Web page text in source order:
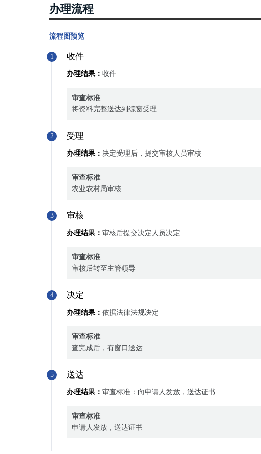
办理流程
流程图预览
1 收件
办理结果： 收件
审查标准
将资料完整送达到综窗受理
2 受理
办理结果： 决定受理后，提交审核人员审核
审查标准
农业农村局审核
3 审核
办理结果： 审核后提交决定人员决定
审查标准
审核后转至主管领导
4 决定
办理结果： 依据法律法规决定
审查标准
查完成后，有窗口送达
5 送达
办理结果： 审查标准：向申请人发放，送达证书
审查标准
申请人发放，送达证书